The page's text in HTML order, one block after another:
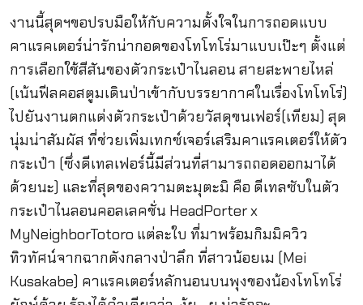
งานนี้สุดฯขอปรบมือให้กับความตั้งใจในการถอดแบบ
คาแรคเตอร์น่ารักน่ากอดของโทโทโร่มาแบบเป๊ะๆ ตั้งแต่
การเลือกใช้สีสันของตัวกระเป๋าไนลอน สายสะพายไหล่
(เน้นฟีลคอสตูมเดินป่าเข้ากับบรรยากาศในเรื่องโทโทโร่)
ไปยันงานตกแต่งตัวกระเป๋าด้วยวัสดุขนเฟอร์(เทียม) สุด
นุ่มน่าสัมผัส ที่ช่วยเพิ่มเทกซ์เจอร์เสริมคาแรคเตอร์ให้ตัว
กระเป๋า (ซึ่งดีเทลเฟอร์นี้มีส่วนที่สามารถถอดออกมาได้
ด้วยนะ) และที่สุดของความตะมุตะมิ คือ ดีเทลซับในตัว
กระเป๋าไนลอนคอลเลคชั่น HeadPorter x
MyNeighborTotoro แต่ละใบ ที่มาพร้อมกิมมิควิว
ทิวทัศน์จากฉากดังกลางป่าลึก ที่สาวน้อยเม (Mei
Kusakabe) คาแรคเตอร์หลักนอนบนพุงของน้องโทโทโร่